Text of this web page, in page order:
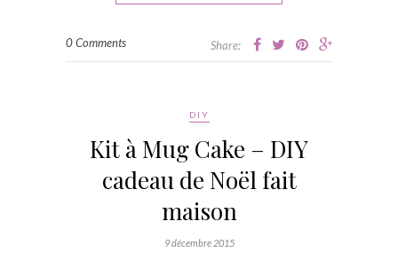
0 Comments Share:
DIY
Kit à Mug Cake – DIY
cadeau de Noël fait
maison
9 décembre 2015